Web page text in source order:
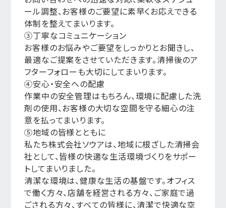
ール調整、お客様のご要望に素早くお応えできる
体制を整えてまいります。
③丁寧なコミュニケーション
お客様のお悩みやご要望をしっかりとお聞きし、
最適なご提案をさせていただきます。清掃後のア
フターフォローも大切にしてまいります。
④安心・安全への配慮
作業中の安全管理はもちろん、環境に配慮した洗
剤の使用、お客様の大切な空間を守る細心の注
意を払ってまいります。
⑤地域の皆様とともに
私たち株式会社ソウアは、地域に根ざした清掃会
社として、皆様の快適な生活環境づくりをサポー
トしてまいりました。
清潔な環境は、健康な生活の基盤です。オフィス
で働く方々、店舗を経営される方々、ご家庭で過
ごされる方々、すべての皆様に、清潔で快適な空